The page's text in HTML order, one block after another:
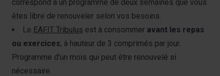
correspond à un programme de deux semaines que vous
êtes libre de renouveler selon vos besoins.
Le EAFIT Tribulus est à consommer avant les repas
ou exercices, à hauteur de 3 comprimés par jour.
Programme d’un mois qui peut être renouvelé si
nécessaire.